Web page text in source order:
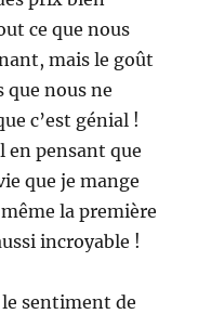
ce que nous
mais le goût
nous ne
c’est génial !
en pensant que
que je mange
la première
incroyable !
sentiment de